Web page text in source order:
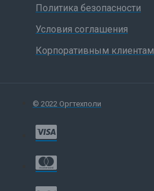
Политика безопасности
Условия соглашения
Корпоративным клиентам
© 2022 Оргтехполи